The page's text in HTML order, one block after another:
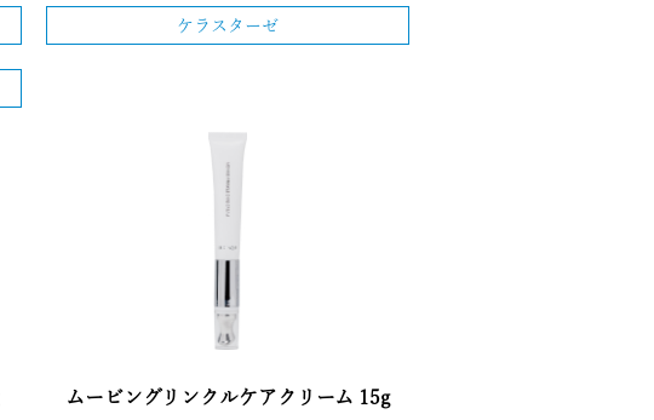
ケラスターゼ
ムービングリンクルケアクリーム 15g